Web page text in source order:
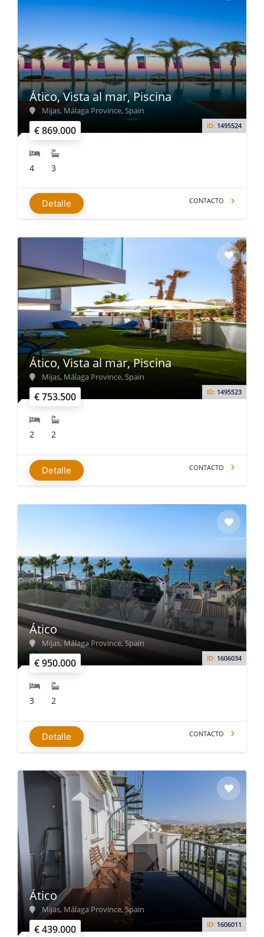
€ 869.000 ID: 1495524
Ático, Vista al mar, Piscina
Mijas, Málaga Province, Spain
4 3
Detalle CONTACTO
€ 753.500 ID: 1495523
Ático, Vista al mar, Piscina
Mijas, Málaga Province, Spain
2 2
Detalle CONTACTO
€ 950.000 ID: 1606034
Ático
Mijas, Málaga Province, Spain
3 2
Detalle CONTACTO
€ 439.000 ID: 1606011
Ático
Mijas, Málaga Province, Spain